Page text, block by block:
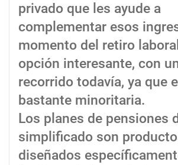
privado que les ayude a
complementar esos
momento del retiro
opción interesante, con
recorrido todavía, ya que
bastante minoritaria.
Los planes de pensiones
simplificado son
diseñados